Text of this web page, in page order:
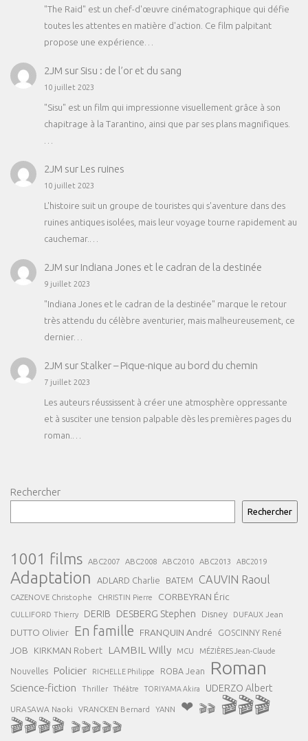
"The Raid" est un chef-d'œuvre cinématographique qui défie
toutes les attentes en matière d'action. Ce film palpitant
propose une expérience…
2JM sur Sisu : de l’or et du sang
10 juillet 2023
"Sisu" est un film qui impressionne visuellement grâce à son
chapitrage à la Tarantino, ainsi que par ses plans magnifiques.
2JM sur Les ruines
10 juillet 2023
L'histoire suit un groupe de touristes qui s'aventure dans des
ruines antiques isolées, mais leur voyage tourne rapidement au
cauchemar.…
2JM sur Indiana Jones et le cadran de la destinée
9 juillet 2023
"Indiana Jones et le cadran de la destinée" marque le retour
très attendu du célèbre aventurier, mais malheureusement, ce
dernier…
2JM sur Stalker – Pique-nique au bord du chemin
7 juillet 2023
Les auteurs réussissent à créer une atmosphère oppressante
et à susciter une tension palpable dès les premières pages du
roman.…
Rechercher
Rechercher
1001 films ABC2007 ABC2008 ABC2010 ABC2013 ABC2019
Adaptation ADLARD Charlie BATEM CAUVIN Raoul
CAZENOVE Christophe CHRISTIN Pierre CORBEYRAN Éric
CULLIFORD Thierry DERIB DESBERG Stephen Disney DUFAUX Jean
DUTTO Olivier En famille FRANQUIN André GOSCINNY René
JOB KIRKMAN Robert LAMBIL Willy MCU MÉZIÈRES Jean-Claude
Nouvelles Policier RICHELLE Philippe ROBA Jean Roman
Science-fiction Thriller Théâtre TORIYAMA Akira UDERZO Albert
URASAWA Naoki VRANCKEN Bernard YANN ❤ 🎬🎬 🎬🎬🎬
🎬🎬🎬🎬 🎬🎬🎬🎬🎬